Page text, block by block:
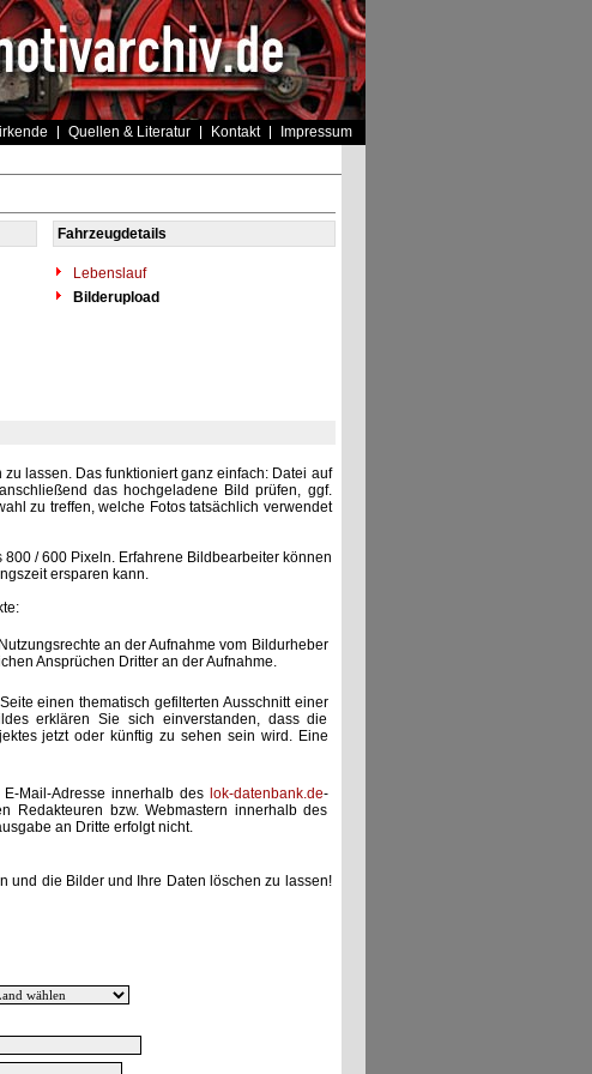
Quellen & Literatur Kontakt Impressum
Fahrzeugdetails
Lebenslauf
Bilderupload
lassen. Das funktioniert ganz einfach: Datei auf
das hochgeladene Bild prüfen, ggf.
zu treffen, welche Fotos tatsächlich verwendet
/ 600 Pixeln. Erfahrene Bildbearbeiter können
ersparen kann.
an der Aufnahme vom Bildurheber
Ansprüchen Dritter an der Aufnahme.
einen thematisch gefilterten Ausschnitt einer
erklären Sie sich einverstanden, dass die
jetzt oder künftig zu sehen sein wird. Eine
Mail-Adresse innerhalb des lok-datenbank.de-
Redakteuren bzw. Webmastern innerhalb des
an Dritte erfolgt nicht.
und die Bilder und Ihre Daten löschen zu lassen!